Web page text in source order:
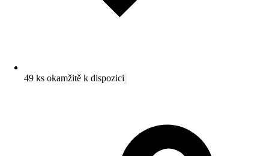
49 ks okamžitě k dispozici